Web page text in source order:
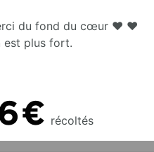
du fond du cœur ❤️ ❤️
est plus fort.
récoltés